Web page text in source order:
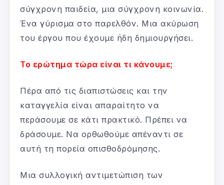
σύγχρονη παιδεία, μια σύγχρονη κοινωνία.
Ένα γύρισμα στο παρελθόν. Μια ακύρωση
του έργου που έχουμε ήδη δημιουργήσει.
Το ερώτημα τώρα είναι τι κάνουμε;
Πέρα από τις διαπιστώσεις και την
καταγγελία είναι απαραίτητο να
περάσουμε σε κάτι πρακτικό. Πρέπει να
δράσουμε. Να ορθωθούμε απέναντι σε
αυτή τη πορεία οπισθοδρόμησης.
Μια συλλογική αντιμετώπιση των